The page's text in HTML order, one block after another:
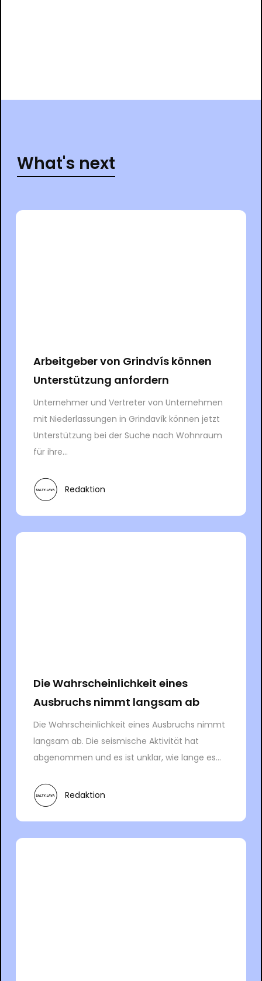
What's next
Arbeitgeber von Grindvís können
Unterstützung anfordern
Unternehmer und Vertreter von Unternehmen
mit Niederlassungen in Grindavík können jetzt
Unterstützung bei der Suche nach Wohnraum
für ihre...
Redaktion
Die Wahrscheinlichkeit eines
Ausbruchs nimmt langsam ab
Die Wahrscheinlichkeit eines Ausbruchs nimmt
langsam ab. Die seismische Aktivität hat
abgenommen und es ist unklar, wie lange es...
Redaktion